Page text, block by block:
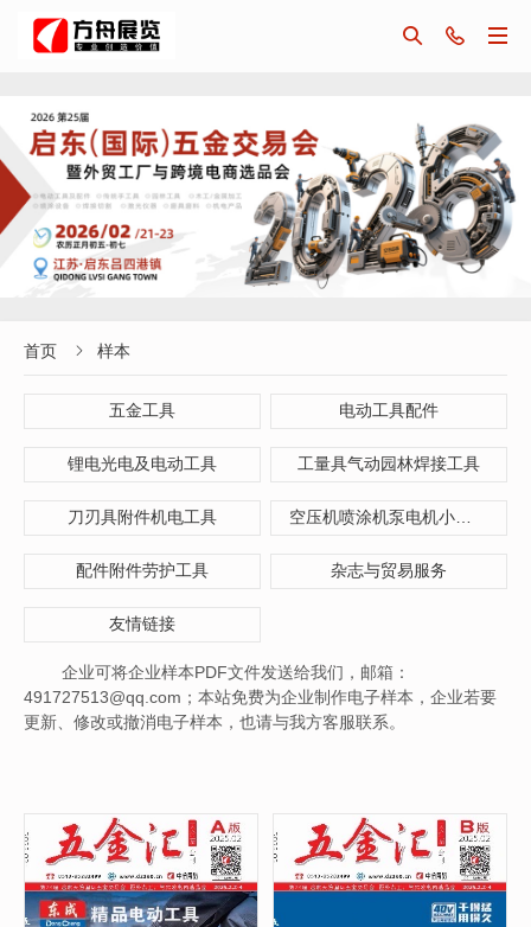



首页  样本
五金工具 电动工具配件
锂电光电及电动工具 工量具气动园林焊接工具
刀刃具附件机电工具 空压机喷涂机泵电机小型机械
配件附件劳护工具 杂志与贸易服务
友情链接
企业可将企业样本PDF文件发送给我们，邮箱：
491727513@qq.com；本站免费为企业制作电子样本，企业若要
更新、修改或撤消电子样本，也请与我方客服联系。